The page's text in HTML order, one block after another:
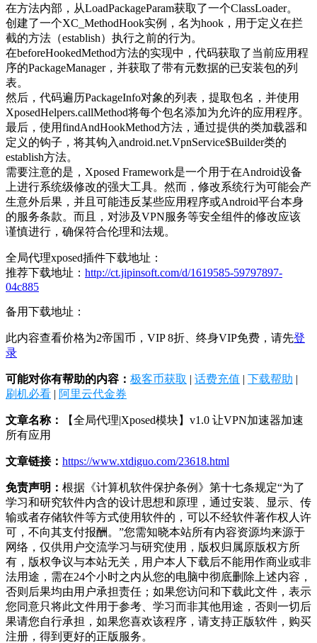
在方法内部，从LoadPackageParam获取了一个ClassLoader。
创建了一个XC_MethodHook实例，名为hook，用于定义在拦
截的方法（establish）执行之前的行为。
在beforeHookedMethod方法的实现中，代码获取了当前应用程
序的PackageManager，并获取了带有元数据的已安装包的列
表。
然后，代码遍历PackageInfo对象的列表，提取包名，并使用
XposedHelpers.callMethod将每个包名添加为允许的应用程序。
最后，使用findAndHookMethod方法，通过提供的类加载器和
定义的钩子，将其钩入android.net.VpnService$Builder类的
establish方法。
需要注意的是，Xposed Framework是一个用于在Android设备
上进行系统级修改的强大工具。然而，修改系统行为可能会产
生意外后果，并且可能违反某些应用程序或Android平台本身
的服务条款。而且，对涉及VPN服务等安全组件的修改应该
谨慎进行，确保符合伦理和法规。
全局代理xposed插件下载地址：
推荐下载地址： http://ct.jipinsoft.com/d/1619585-59797897-
04c885
备用下载地址：
此内容查看价格为2帝国币，VIP 8折、终身VIP免费，请先登
录
可能对你有帮助的内容： 极客币获取 | 话费充值 | 下载帮助 |
刷机必看 | 阿里云代金券
文章名称：
【全局代理|Xposed模块】v1.0 让VPN加速器加速
所有应用
文章链接： https://www.xtdiguo.com/23618.html
免责声明： 根据《计算机软件保护条例》第十七条规定“为了
学习和研究软件内含的设计思想和原理，通过安装、显示、传
输或者存储软件等方式使用软件的，可以不经软件著作权人许
可，不向其支付报酬。”您需知晓本站所有内容资源均来源于
网络，仅供用户交流学习与研究使用，版权归属原版权方所
有，版权争议与本站无关，用户本人下载后不能用作商业或非
法用途，需在24个小时之内从您的电脑中彻底删除上述内容，
否则后果均由用户承担责任；如果您访问和下载此文件，表示
您同意只将此文件用于参考、学习而非其他用途，否则一切后
果请您自行承担，如果您喜欢该程序，请支持正版软件，购买
注册，得到更好的正版服务。